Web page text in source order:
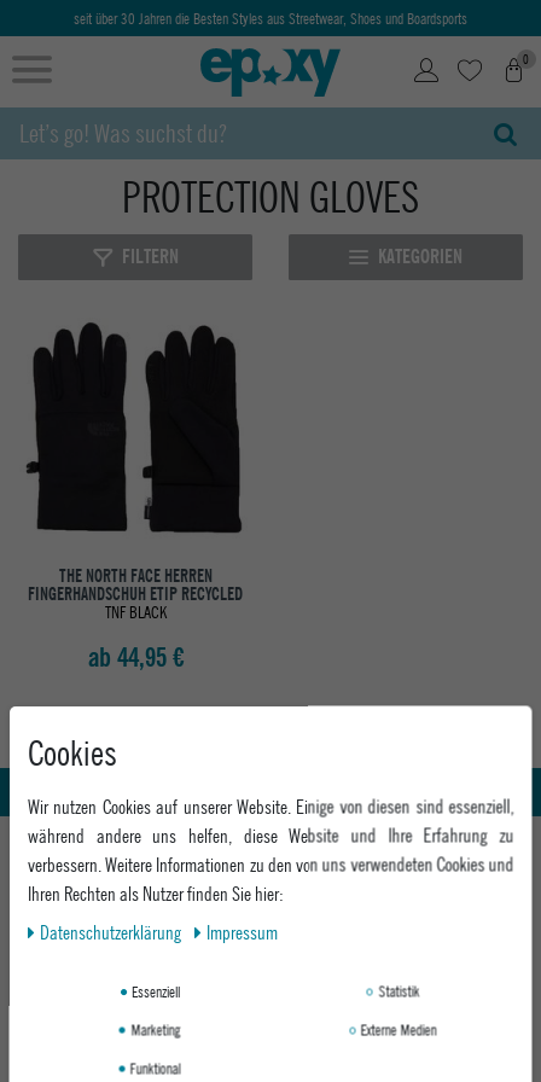
seit über 30 Jahren die Besten Styles aus Streetwear, Shoes und Boardsports
0
PROTECTION GLOVES
FILTERN KATEGORIEN
THE NORTH FACE HERREN
FINGERHANDSCHUH ETIP RECYCLED
TNF BLACK
ab 44,95 €
Whatsapp Support
HILFE UND BERATUNG
Beratung
Zahlung & Versand
INFO & KONTAKT
+49 991 3831077
Montag - Freitag: 8:00 - 18:00
We Care - Wiederverwendete Verpackungen
Cookies
Wir nutzen Cookies auf unserer Website. Einige von diesen sind essenziell,
während andere uns helfen, diese Website und Ihre Erfahrung zu
verbessern. Weitere Informationen zu den von uns verwendeten Cookies und
Ihren Rechten als Nutzer finden Sie hier:
Daten­schutz­erklärung
Impressum
Essenziell
Statistik
Marketing
Externe Medien
Funktional